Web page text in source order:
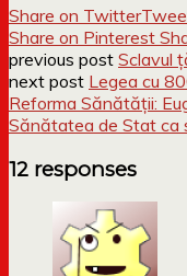
Share on Twitter
Share on Pinterest
previous post Sclavul
next post Legea cu
Reforma Sănătății:
Sănătatea de Stat ca
12 responses